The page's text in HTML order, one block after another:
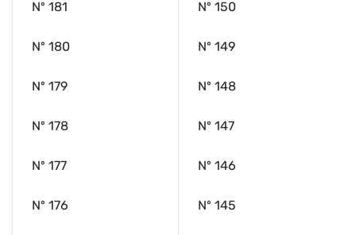
Nº 181
Nº 180
Nº 179
Nº 178
Nº 177
Nº 176
Nº 150
Nº 149
Nº 148
Nº 147
Nº 146
Nº 145